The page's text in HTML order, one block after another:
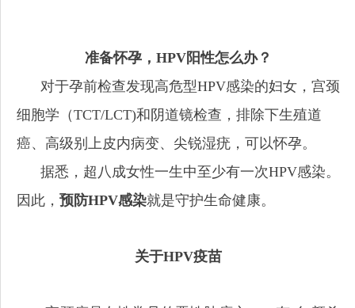
准备怀孕，HPV阳性怎么办？
对于孕前检查发现高危型HPV感染的妇女，宫颈
细胞学（TCT/LCT)和阴道镜检查，排除下生殖道
癌、高级别上皮内病变、尖锐湿疣，可以怀孕。
据悉，超八成女性一生中至少有一次HPV感染。
因此， 预防HPV感染就是守护生命健康。
关于HPV疫苗